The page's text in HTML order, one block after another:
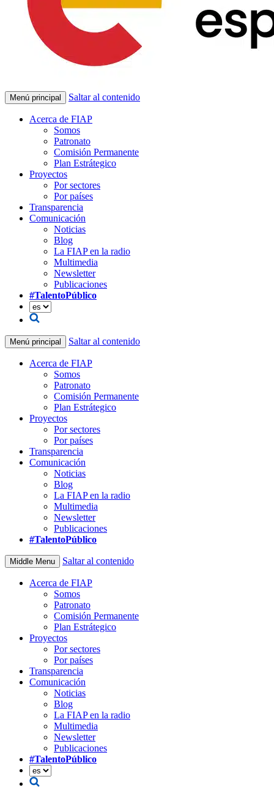
Menú principal Saltar al contenido
Acerca de FIAP
Somos
Patronato
Comisión Permanente
Plan Estrátegico
Proyectos
Por sectores
Por países
Transparencia
Comunicación
Noticias
Blog
La FIAP en la radio
Multimedia
Newsletter
Publicaciones
#TalentoPúblico
Menú principal Saltar al contenido
Acerca de FIAP
Somos
Patronato
Comisión Permanente
Plan Estrátegico
Proyectos
Por sectores
Por países
Transparencia
Comunicación
Noticias
Blog
La FIAP en la radio
Multimedia
Newsletter
Publicaciones
#TalentoPúblico
Middle Menu Saltar al contenido
Acerca de FIAP
Somos
Patronato
Comisión Permanente
Plan Estrátegico
Proyectos
Por sectores
Por países
Transparencia
Comunicación
Noticias
Blog
La FIAP en la radio
Multimedia
Newsletter
Publicaciones
#TalentoPúblico